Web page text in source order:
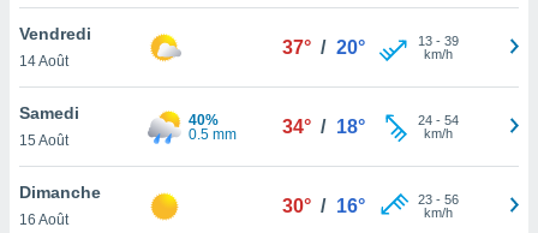
votre
Vendredi
14 Août
37° / 20° 13- 39
km/h
Samedi
15 Août
40%
0.5 mm
34° / 18° 24- 54
km/h
Dimanche
16 Août
30° / 16° 23- 56
km/h